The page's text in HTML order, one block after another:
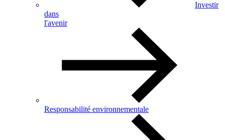
Investir
dans
l'avenir
Responsabilité environnementale